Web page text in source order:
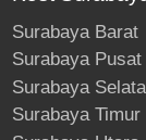
Surabaya Barat
Surabaya Pusat
Surabaya
Surabaya Timur